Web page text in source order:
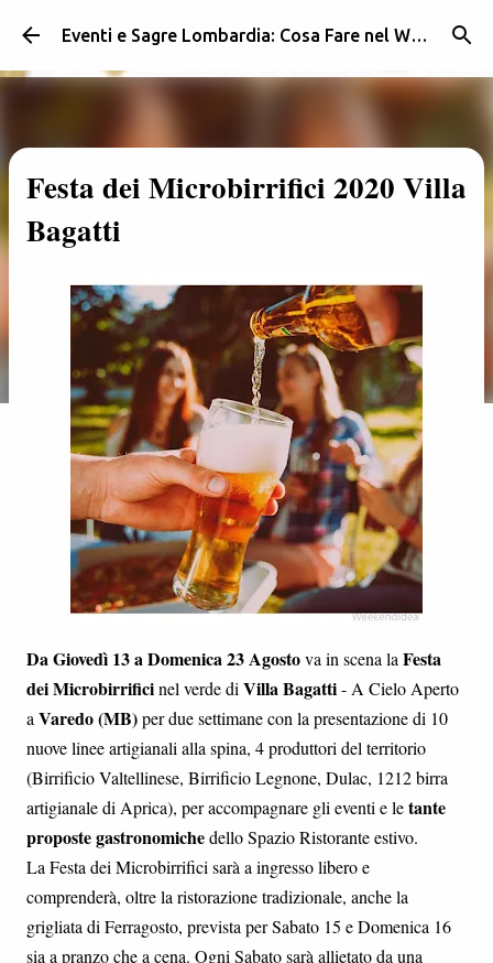
Passa ai contenuti principali Eventi e Sagre Lombardia: Cosa Fare nel Weekend | Weekendidea
Festa dei Microbirrifici 2020 Villa
Bagatti
Da Giovedì 13 a Domenica 23 Agostova in scena la Festa
dei Microbirrificinel verde di Villa Bagatti- A Cielo Aperto
a Varedo (MB)per due settimane con la presentazione di 10
nuove linee artigianali alla spina, 4 produttori del territorio
(Birrificio Valtellinese, Birrificio Legnone, Dulac, 1212 birra
artigianale di Aprica), per accompagnare gli eventi e letante
proposte gastronomichedello Spazio Ristorante estivo.
La Festa dei Microbirrifici sarà a ingresso libero e
comprenderà, oltre la ristorazione tradizionale, anche la
grigliata di Ferragosto, prevista per Sabato 15 e Domenica 16
sia a pranzo che a cena. Ogni Sabato sarà allietato da una